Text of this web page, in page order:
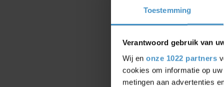
Toestemming
Verantwoord gebruik van
Wij en onze 1022 partners
cookies om informatie op
metingen aan advertenties